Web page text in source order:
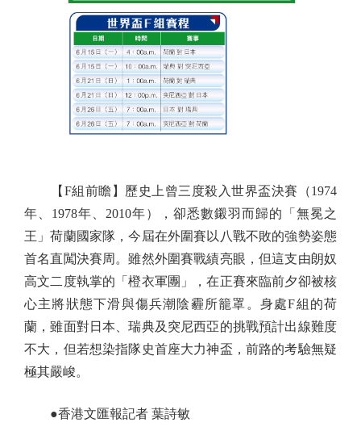
【F組前瞻】歷史上曾三度殺入世界盃決賽（1974
年、1978年、2010年），卻悉數鎩羽而歸的「無冕之
王」荷蘭國家隊，今屆在外圍賽以八戰不敗的強勢姿態
首名直闖決賽周。雖然外圍賽戰績亮眼，但這支由朗奴
高文二度執掌的「橙衣軍團」，在正賽來臨前夕卻被核
心主將狀態下滑與傷兵潮陰霾所籠罩。身處F組的荷
蘭，雖面對日本、瑞典及突尼西亞的挑戰預計出線難度
不大，但若想染指隊史首座大力神盃，前路的考驗無疑
極其嚴峻。
●香港文匯報記者 葉詩敏